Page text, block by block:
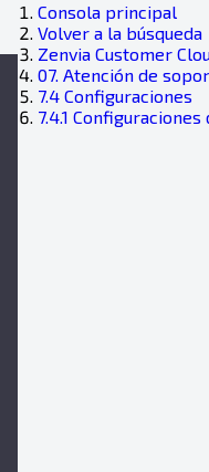
Consola principal
Volver a la búsqueda
Zenvia Customer
07. Atención de
7.4 Configuraciones
7.4.1